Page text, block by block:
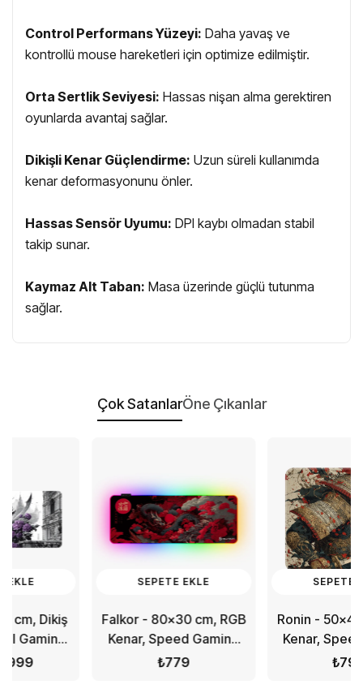
Control Performans Yüzeyi: Daha yavaş ve
kontrollü mouse hareketleri için optimize edilmiştir.
Orta Sertlik Seviyesi: Hassas nişan alma gerektiren
oyunlarda avantaj sağlar.
Dikişli Kenar Güçlendirme: Uzun süreli kullanımda
kenar deformasyonunu önler.
Hassas Sensör Uyumu: DPI kaybı olmadan stabil
takip sunar.
Kaymaz Alt Taban: Masa üzerinde güçlü tutunma
sağlar.
Çok SatanlarÖne Çıkanlar
SEPETE EKLE
Falkor - 80x30 cm, RGB
Kenar, Speed Gaming
SEPETE EKLE
Ronin - 50x40 cm, Dikiş
Kenar, Speed Gaming